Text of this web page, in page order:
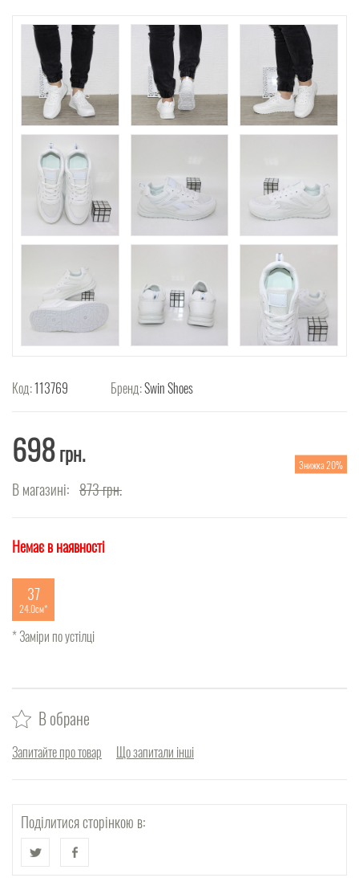
Код:113769 Бренд:Swin Shoes
698грн.
В магазині: 873грн.
Знижка 20%
Немає в наявності
37
24.0см
* Заміри по устілці
В обране
Запитайте про товар Що запитали інші
Поділитися сторінкою в: